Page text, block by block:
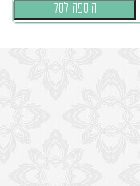
הוספה לסל